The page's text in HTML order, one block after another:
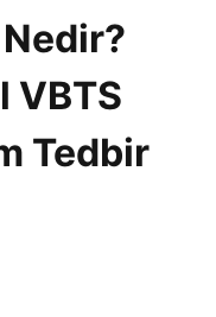
VBTS
Tedbir